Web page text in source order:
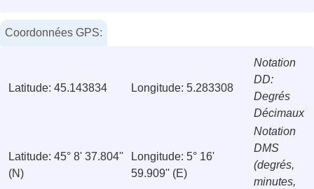
Coordonnées GPS:
Latitude: 45.143834 Longitude: 5.283308
Notation
DD:
Degrés
Décimaux
Latitude: 45° 8' 37.804''
(N)
Longitude: 5° 16'
59.909'' (E)
Notation
DMS
(degrés,
minutes,